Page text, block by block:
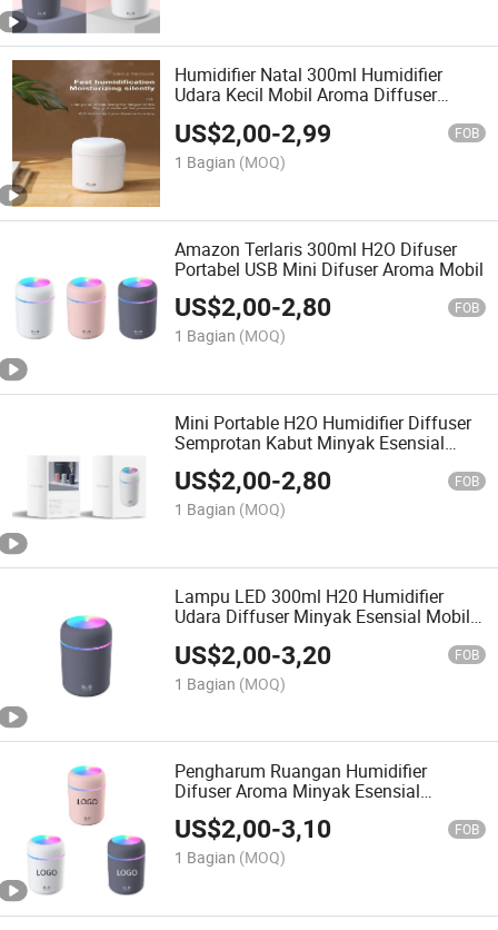
Humidifier Natal 300ml Humidifier
Udara Kecil Mobil Aroma Diffuser
Portabel Cerdas Kabut Dingin USB
Humidifier Aroma Diffuser untuk Bayi
US$2,00-2,99 FOB
1 Bagian (MOQ)
Amazon Terlaris 300ml H2O Difuser
Portabel USB Mini Difuser Aroma Mobil
US$2,00-2,80 FOB
1 Bagian (MOQ)
Mini Portable H2O Humidifier Diffuser
Semprotan Kabut Minyak Esensial
Aroma Diffuser Mobil Pengharum
Udara Humidifier
US$2,00-2,80 FOB
1 Bagian (MOQ)
Lampu LED 300ml H20 Humidifier
Udara Diffuser Minyak Esensial Mobil
US$2,00-3,20 FOB
1 Bagian (MOQ)
Pengharum Ruangan Humidifier
Difuser Aroma Minyak Esensial
Penyemprot Kabut Difuser Aromaterapi
H2O 300ml Difuser Udara Ultrasonik
USB
US$2,00-3,10 FOB
1 Bagian (MOQ)